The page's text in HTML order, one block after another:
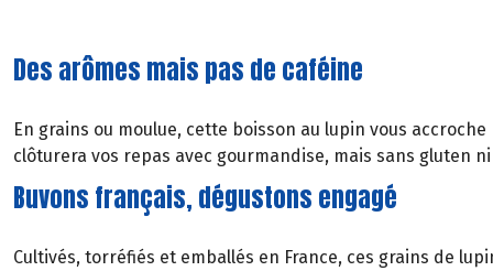
Des arômes mais pas de caféine
En grains ou moulue, cette boisson au lupin vous
clôturera vos repas avec gourmandise, mais sans gluten
Buvons français, dégustons engagé
Cultivés, torréfiés et emballés en France, ces grains de